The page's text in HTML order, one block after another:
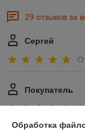
29 отзывов за
Сергей
Покупатель
Обработка